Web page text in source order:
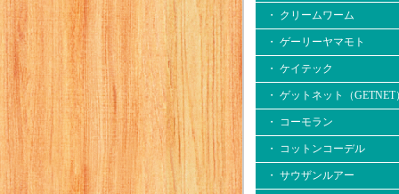
・ クリームワーム
・ ゲーリーヤマモト
・ ケイテック
・ ゲットネット（GETNET
・ コーモラン
・ コットンコーデル
・ サウザンルアー